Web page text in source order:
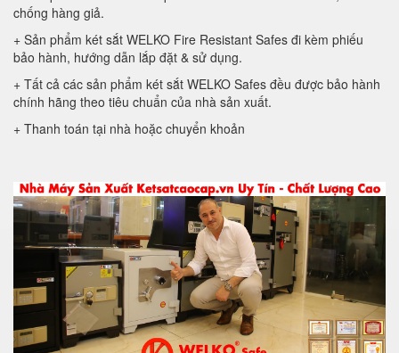
chống hàng giả.
+ Sản phẩm két sắt WELKO Fire Resistant Safes đi kèm phiếu
bảo hành, hướng dẫn lắp đặt & sử dụng.
+ Tất cả các sản phẩm két sắt WELKO Safes đều được bảo hành
chính hãng theo tiêu chuẩn của nhà sản xuất.
+ Thanh toán tại nhà hoặc chuyển khoản